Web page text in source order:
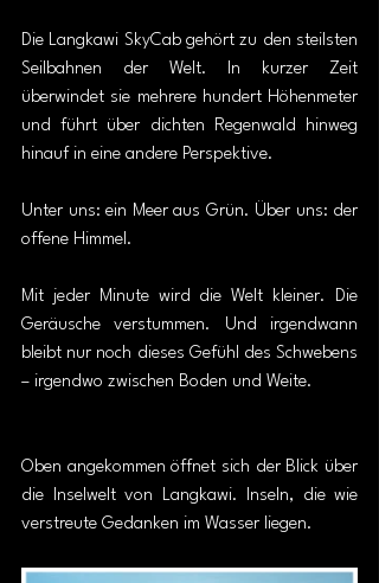
Die Langkawi SkyCab gehört zu den steilsten
Seilbahnen der Welt. In kurzer Zeit
überwindet sie mehrere hundert Höhenmeter
und führt über dichten Regenwald hinweg
hinauf in eine andere Perspektive.
Unter uns: ein Meer aus Grün. Über uns: der
offene Himmel.
Mit jeder Minute wird die Welt kleiner. Die
Geräusche verstummen. Und irgendwann
bleibt nur noch dieses Gefühl des Schwebens
– irgendwo zwischen Boden und Weite.
Oben angekommen öffnet sich der Blick über
die Inselwelt von Langkawi. Inseln, die wie
verstreute Gedanken im Wasser liegen.